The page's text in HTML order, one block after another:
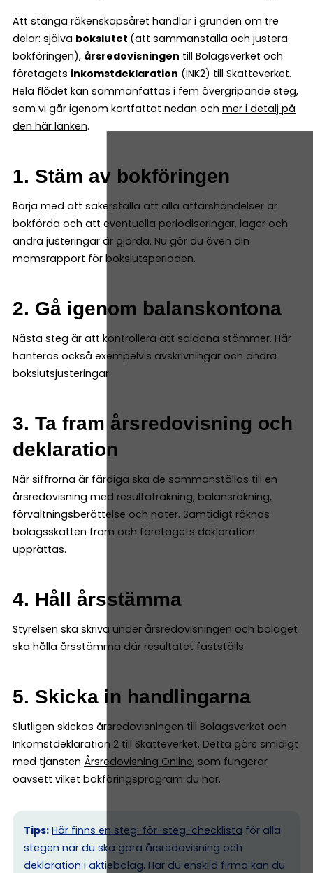
Att stänga räkenskapsåret handlar i grunden om tre
delar: själva bokslutet (att sammanställa och justera
bokföringen), årsredovisningen till Bolagsverket och
företagets inkomstdeklaration (INK2) till Skatteverket.
Hela flödet kan sammanfattas i fem övergripande steg,
som vi går igenom kortfattat nedan och mer i detalj på
den här länken.
1. Stäm av bokföringen
Börja med att säkerställa att alla affärshändelser är
bokförda och att eventuella periodiseringar, lager och
andra justeringar är gjorda. Nu gör du även din
momsrapport för bokslutsperioden.
2. Gå igenom balanskontona
Nästa steg är att kontrollera att saldona stämmer. Här
hanteras också exempelvis avskrivningar och andra
bokslutsjusteringar.
3. Ta fram årsredovisning och
deklaration
När siffrorna är färdiga ska de sammanställas till en
årsredovisning med resultaträkning, balansräkning,
förvaltningsberättelse och noter. Samtidigt räknas
bolagsskatten fram och företagets deklaration
upprättas.
4. Håll årsstämma
Styrelsen ska skriva under årsredovisningen och bolaget
ska hålla årsstämma där resultatet fastställs.
5. Skicka in handlingarna
Slutligen skickas årsredovisningen till Bolagsverket och
Inkomstdeklaration 2 till Skatteverket. Detta görs smidigt
med tjänsten Årsredovisning Online, som fungerar
oavsett vilket bokföringsprogram du har.
Tips: Här finns en steg-för-steg-checklista för alla
stegen när du ska göra årsredovisning och
deklaration i aktiebolag. Har du enskild firma kan du